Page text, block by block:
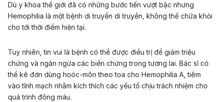
Dù y khoa thế giới đã có những bước tiến vượt bậc nhưng
Hemophilia là một bệnh di truyền di truyền, không thể chữa khỏi
cho tới thời điểm hiện tại.
Tuy nhiên, tin vui là bệnh có thể được điều trị để giảm triệu
chứng và ngăn ngừa các biến chứng trong tương lai. Bác sĩ có
thể kê đơn dùng hoóc-môn theo toa cho Hemophilia A, tiêm
vào tĩnh mạch nhằm kích thích các yếu tố chịu trách nhiệm cho
quá trình đông máu.